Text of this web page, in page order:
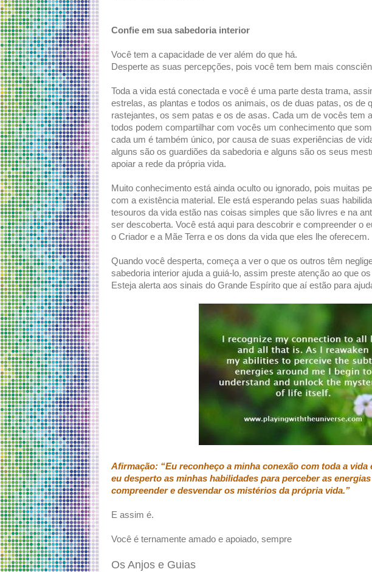
Confie em sua sabedoria interior
Você tem a capacidade de ver além do que há.
Desperte as suas percepções, pois você tem bem mais
Toda a vida está conectada e você é uma parte desta trama,
estrelas, as plantas e todos os animais, os de duas patas, os de
rastejantes, os sem patas e os de asas. Cada um de vocês tem
todos podem compartilhar com vocês um conhecimento que
cada um é também único, por causa de suas experiências de
alguns são os guardiões da sabedoria e alguns são os seus
apoiar a rede da própria vida.
Muito conhecimento está ainda oculto ou ignorado, pois muitas
com a existência material. Ele está esperando pelas suas
tesouros da vida estão nas coisas simples que são livres e na
ser descoberta. Você está aqui para descobrir e compreender o
o Criador e a Mãe Terra e os dons da vida que eles lhe oferecem.
Quando você desperta, começa a ver o que os outros têm
sabedoria interior ajuda a guiá-lo, assim preste atenção ao que
Esteja alerta aos sinais do Grande Espírito que aí estão para
Afirmação: “Eu reconheço a minha conexão com toda a vida
eu desperto as minhas habilidades para perceber as
compreender e desvendar os mistérios da própria vida.”
E assim é.
Você é ternamente amado e apoiado, sempre
Os Anjos e Guias